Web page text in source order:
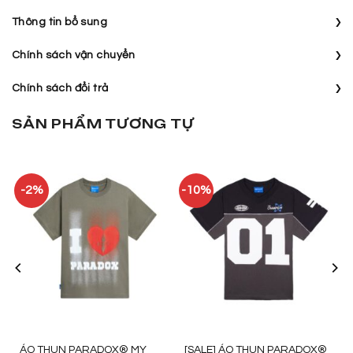
Thông tin bổ sung ›
Chính sách vận chuyển ›
Chính sách đổi trả ›
SẢN PHẨM TƯƠNG TỰ
-2%
ÁO THUN PARADOX® MY
-10%
[SALE] ÁO THUN PARADOX®